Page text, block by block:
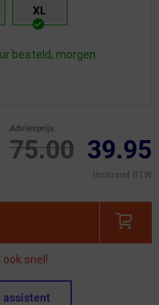
XL
besteld, morgen
75.00
Adviesprijs
39.95
Inclusief BTW
snel!
assistent